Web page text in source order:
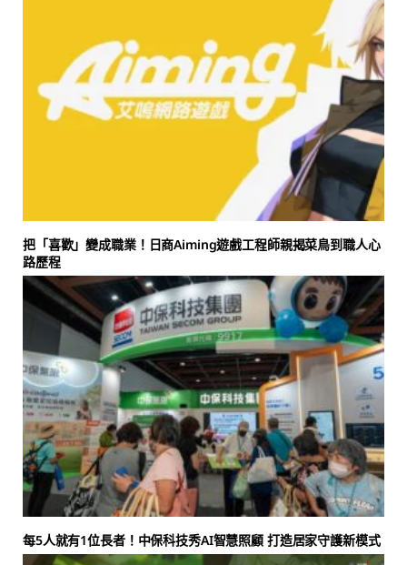
把「喜歡」變成職業！日商Aiming遊戲工程師親揭菜鳥到職人心
路歷程
每5人就有1位長者！中保科技秀AI智慧照顧 打造居家守護新模式